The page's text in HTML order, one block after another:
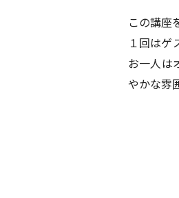
この講座
１回はゲ
お一人は
やかな雰